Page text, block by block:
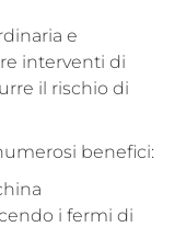
e
interventi di
il rischio di
benefici:
i fermi di